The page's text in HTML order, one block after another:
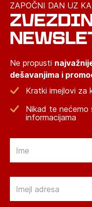
ZAPOČNI DAN UZ
Ne propusti
dešavanjima i
Kratki imejlovi za
Nikad te nećemo
informacijama